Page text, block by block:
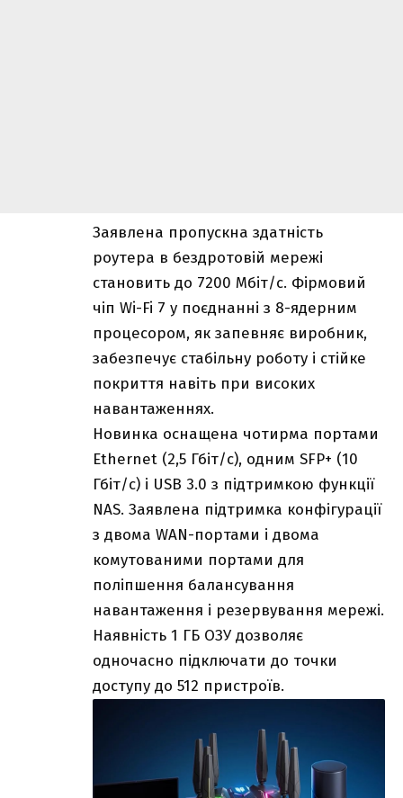
Заявлена пропускна здатність
роутера в бездротовій мережі
становить до 7200 Мбіт/с. Фірмовий
чіп Wi-Fi 7 у поєднанні з 8-ядерним
процесором, як запевняє виробник,
забезпечує стабільну роботу і стійке
покриття навіть при високих
навантаженнях.
Новинка оснащена чотирма портами
Ethernet (2,5 Гбіт/с), одним SFP+ (10
Гбіт/с) і USB 3.0 з підтримкою функції
NAS. Заявлена підтримка конфігурації
з двома WAN-портами і двома
комутованими портами для
поліпшення балансування
навантаження і резервування мережі.
Наявність 1 ГБ ОЗУ дозволяє
одночасно підключати до точки
доступу до 512 пристроїв.